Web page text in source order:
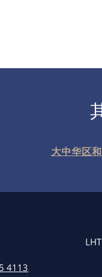
大中华区
4113